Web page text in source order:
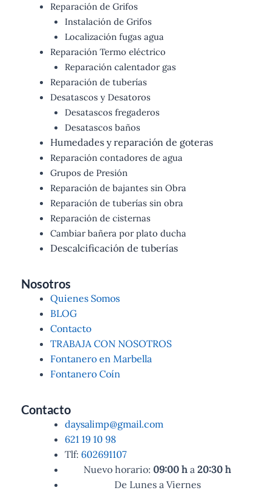
Reparación de Grifos
Instalación de Grifos
Localización fugas agua
Reparación Termo eléctrico
Reparación calentador gas
Reparación de tuberías
Desatascos y Desatoros
Desatascos fregaderos
Desatascos baños
Humedades y reparación de goteras
Reparación contadores de agua
Grupos de Presión
Reparación de bajantes sin Obra
Reparación de tuberías sin obra
Reparación de cisternas
Cambiar bañera por plato ducha
Descalcificación de tuberías
Nosotros
Quienes Somos
BLOG
Contacto
TRABAJA CON NOSOTROS
Fontanero en Marbella
Fontanero Coín
Contacto
daysalimp@gmail.com
621 19 10 98
Tlf: 602691107
Nuevo horario: 09:00 h a 20:30 h
De Lunes a Viernes